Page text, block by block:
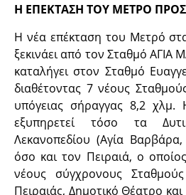
Η ΕΠΕΚΤΑΣΗ ΤΟΥ ΜΕΤΡΟ ΠΡΟΣ
Η νέα επέκταση του Μετρό
ξεκινάει από τον Σταθμό ΑΓΙΑ
καταλήγει στον Σταθμό
διαθέτοντας 7 νέους
υπόγειας σήραγγας 8,2
εξυπηρετεί τόσο τα
Λεκανοπεδίου (Αγία
όσο και τον Πειραιά, ο
νέους σύγχρονους
Πειραιάς, Δημοτικό Θέατρο